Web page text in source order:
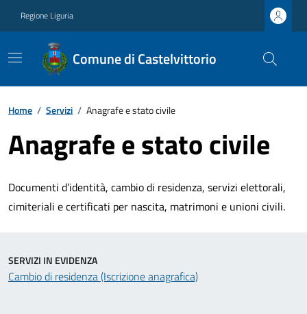
Regione Liguria
Comune di Castelvittorio
Home / Servizi / Anagrafe e stato civile
Anagrafe e stato civile
Documenti d’identità, cambio di residenza, servizi elettorali,
cimiteriali e certificati per nascita, matrimoni e unioni civili.
SERVIZI IN EVIDENZA
Cambio di residenza (Iscrizione anagrafica)